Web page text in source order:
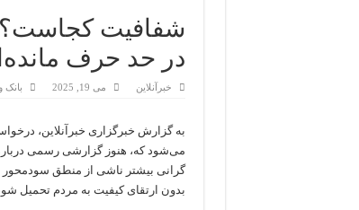
شفافیت کجاست؟ /
در حد حرف
خبرآنلاین می 19, 2025 بانک
می‌شود که، هنوز گزارشی رسمی
گرانی بیشتر ناشی از منطق
بدون ارتقای کیفیت به مردم تحمیل